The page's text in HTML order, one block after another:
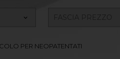
PER NEOPATENTATI